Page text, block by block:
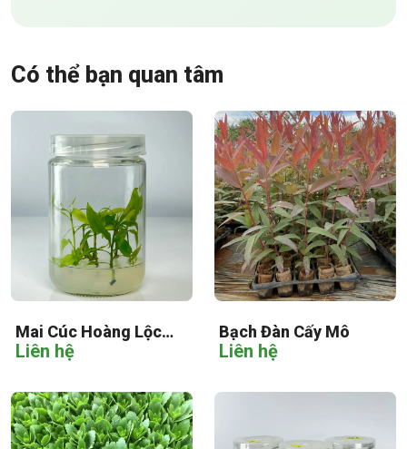
Có thể bạn quan tâm
Mai Cúc Hoàng Lộc
Cấy Mô
Liên hệ
Bạch Đàn Cấy Mô
Liên hệ